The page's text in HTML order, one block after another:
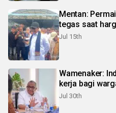
Mentan:
tegas saat
Jul 15th
Wamenaker:
kerja bagi
Jul 30th